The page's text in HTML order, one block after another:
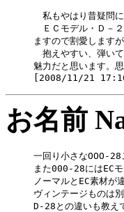
私もやはり昔疑問に
ＥＣモデル・Ｄ－
ますので割愛します
抱えやすい、弾い
魅力だと思います。
お名前
一回り小さなOOO-
また000-28にはECモ
ノーマルとEC素材が
ヴィンテージものは
D-28との違いも教え